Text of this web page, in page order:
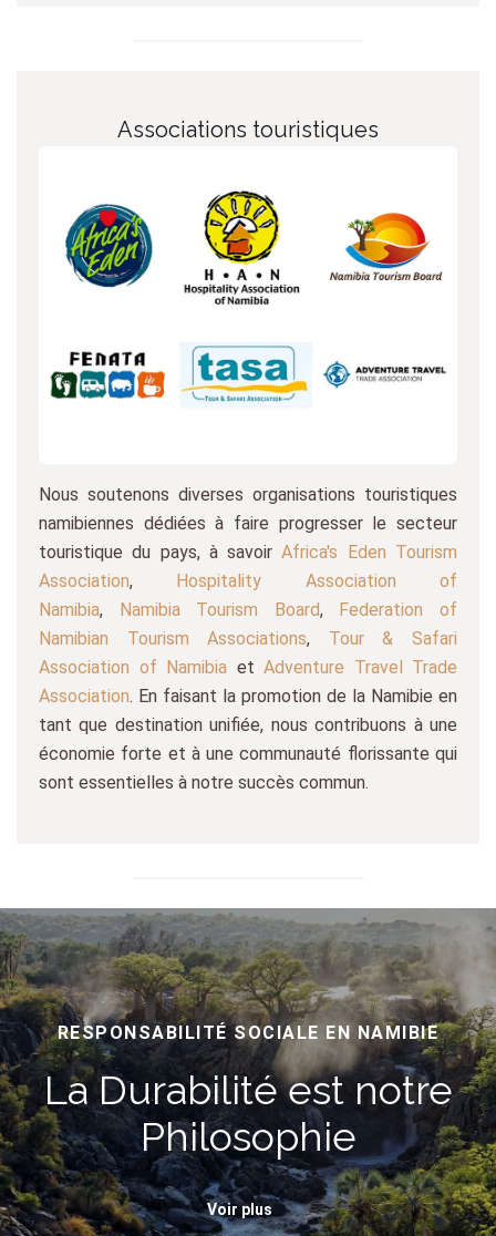
Associations touristiques
Nous soutenons diverses organisations touristiques
namibiennes dédiées à faire progresser le secteur
touristique du pays, à savoirAfrica's Eden Tourism
Association, Hospitality Association of
Namibia, Namibia Tourism Board, Federation of
Namibian Tourism Associations, Tour & Safari
Association of Namibia et Adventure Travel Trade
Association. En faisant la promotion de la Namibie en
tant que destination unifiée, nous contribuons à une
économie forte et à une communauté florissante qui
sont essentielles à notre succès commun.
RESPONSABILITÉ SOCIALE EN NAMIBIE
La Durabilité est notre
Philosophie
Voir plus